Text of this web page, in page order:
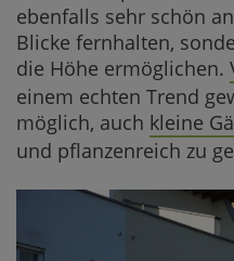
ebenfalls sehr schön
Blicke fernhalten,
die Höhe ermöglichen.
einem echten Trend
möglich, auch kleine
und pflanzenreich zu